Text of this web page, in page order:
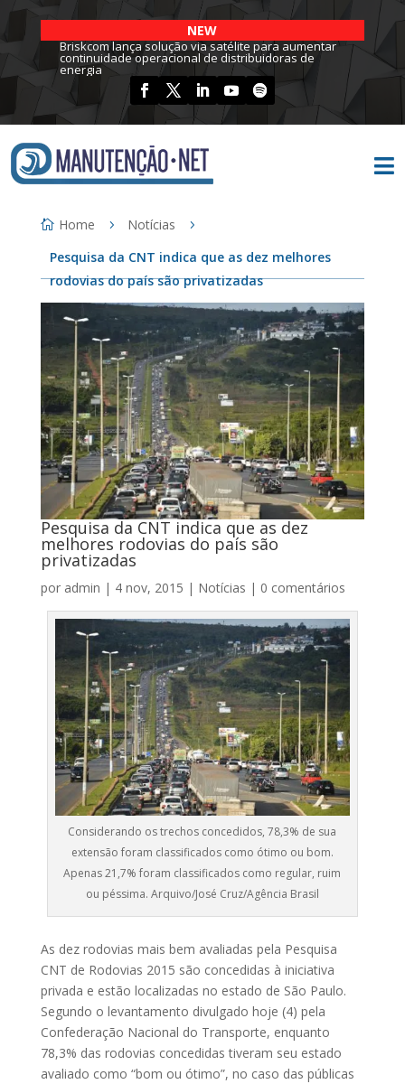
NEW
Briskcom lança solução via satélite para aumentar
continuidade operacional de distribuidoras de
energia

Home
Notícias
Pesquisa da CNT indica que as dez melhores
rodovias do país são privatizadas
Pesquisa da CNT indica que as dez
melhores rodovias do país são
privatizadas
por admin | 4 nov, 2015 | Notícias | 0 comentários
Considerando os trechos concedidos, 78,3% de sua
extensão foram classificados como ótimo ou bom.
Apenas 21,7% foram classificados como regular, ruim
ou péssima. Arquivo/José Cruz/Agência Brasil
As dez rodovias mais bem avaliadas pela Pesquisa
CNT de Rodovias 2015 são concedidas à iniciativa
privada e estão localizadas no estado de São Paulo.
Segundo o levantamento divulgado hoje (4) pela
Confederação Nacional do Transporte, enquanto
78,3% das rodovias concedidas tiveram seu estado
avaliado como “bom ou ótimo”, no caso das públicas